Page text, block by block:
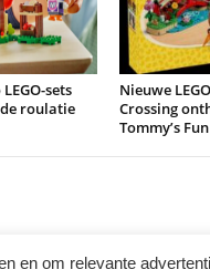
sets
roulatie
Nieuwe
Crossing
Tommy’s
en om relevante